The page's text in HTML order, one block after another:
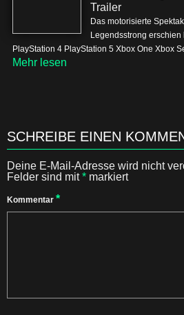
Trailer
Das motorisierte
Legendsstrong
PlayStation 4 PlayStation 5 Xbox One Xbox
Mehr lesen
SCHREIBE EINEN
Deine E-Mail-Adresse wird nicht
Felder sind mit* markiert
Kommentar *